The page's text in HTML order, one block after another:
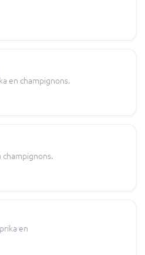
en champignons.
champignons.
en